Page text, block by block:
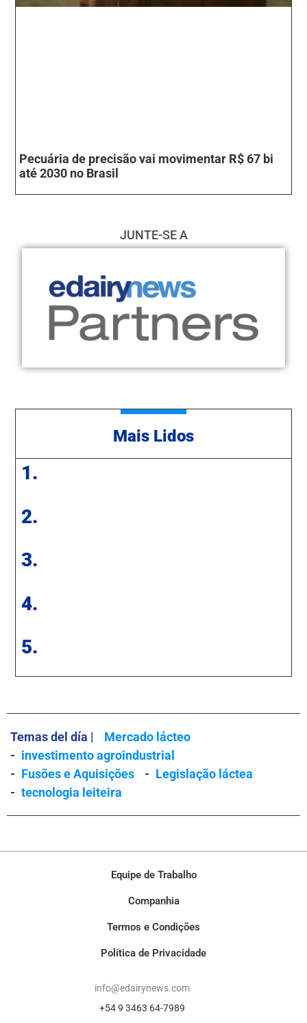
Pecuária de precisão vai movimentar R$ 67 bi
até 2030 no Brasil
JUNTE-SE A
Mais Lidos
1.
2.
3.
4.
5.
Temas del día |
Mercado lácteo
- investimento agroindustrial
- Fusões e Aquisições - Legislação láctea
- tecnologia leiteira
Equipe de Trabalho
Companhia
Termos e Condições
Política de Privacidade
info@edairynews.com
+54 9 3463 64-7989